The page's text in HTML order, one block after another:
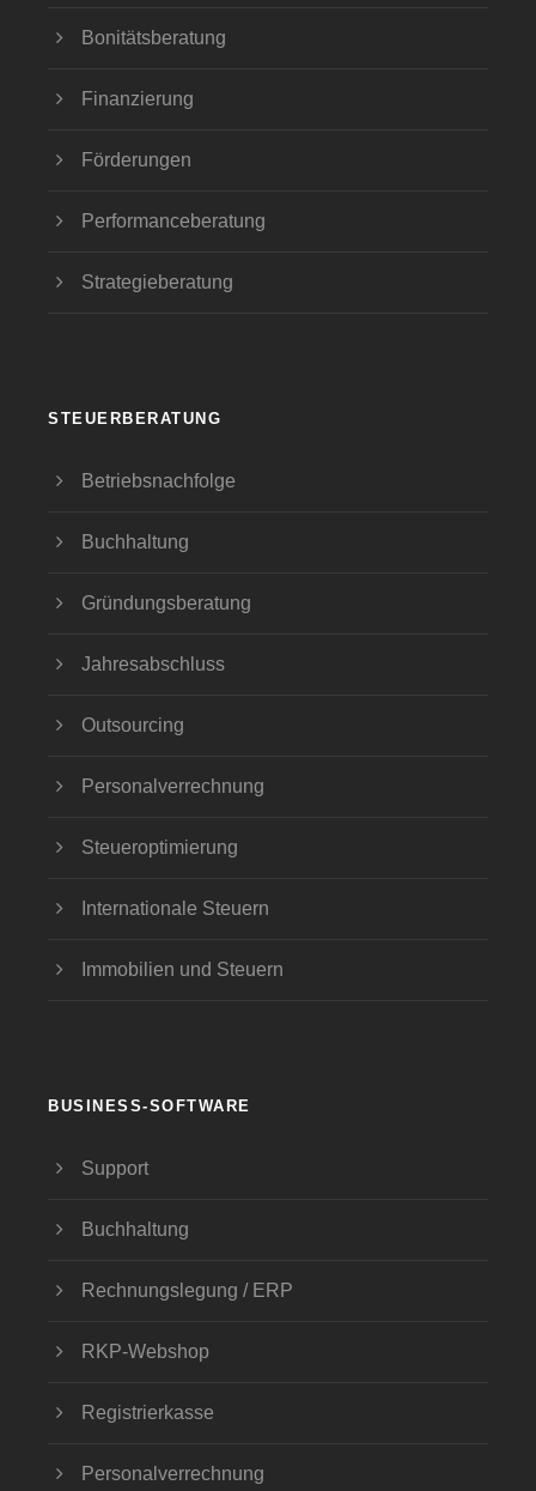
Bonitätsberatung
Finanzierung
Förderungen
Performanceberatung
Strategieberatung
STEUERBERATUNG
Betriebsnachfolge
Buchhaltung
Gründungsberatung
Jahresabschluss
Outsourcing
Personalverrechnung
Steueroptimierung
Internationale Steuern
Immobilien und Steuern
BUSINESS-SOFTWARE
Support
Buchhaltung
Rechnungslegung / ERP
RKP-Webshop
Registrierkasse
Personalverrechnung